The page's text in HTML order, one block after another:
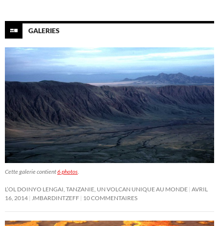
GALERIES
Cette galerie contient6 photos
L’OL DOINYO LENGAI, TANZANIE, UN VOLCAN UNIQUE AU MONDE AVRIL
16, 2014
JMBARDINTZEFF 10 COMMENTAIRES